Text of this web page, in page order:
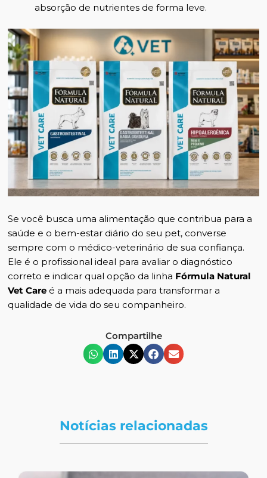
absorção de nutrientes de forma leve.
Se você busca uma alimentação que contribua para a
saúde e o bem-estar diário do seu pet, converse
sempre com o médico-veterinário de sua confiança.
Ele é o profissional ideal para avaliar o diagnóstico
correto e indicar qual opção da linha Fórmula Natural
Vet Care é a mais adequada para transformar a
qualidade de vida do seu companheiro.
Compartilhe
Notícias relacionadas